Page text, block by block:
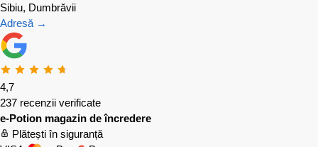
Sibiu, Dumbrăvii
Adresă →
4,7
237 recenzii verificate
e-Potion magazin de încredere
Plătești în siguranță